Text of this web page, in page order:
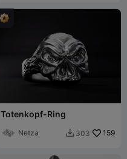
Totenkopf-Ring
Netza  303 159